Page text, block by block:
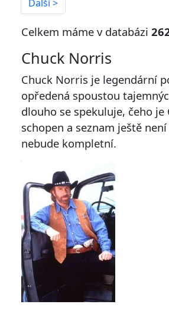
Další >
Celkem máme v databázi
Chuck Norris
Chuck Norris je legendární
opředená spoustou
dlouho se spekuluje, čeho je
schopen a seznam ještě
nebude kompletní.